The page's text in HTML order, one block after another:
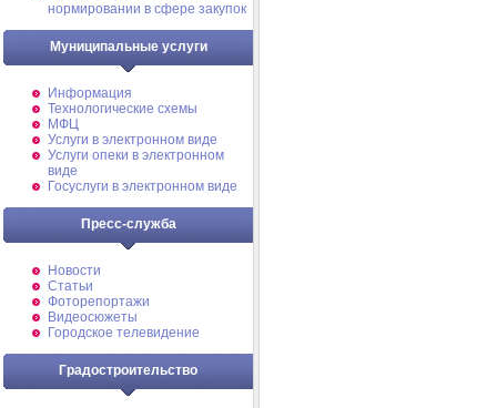
нормировании в сфере закупок
Муниципальные услуги
Информация
Технологические схемы
МФЦ
Услуги в электронном виде
Услуги опеки в электронном
виде
Госуслуги в электронном виде
Пресс-служба
Новости
Статьи
Фоторепортажи
Видеосюжеты
Городское телевидение
Градостроительство